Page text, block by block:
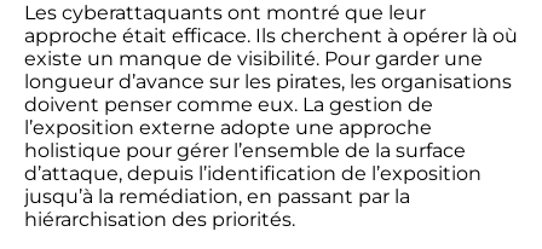
Les cyberattaquants ont montré que leur
approche était efficace. Ils cherchent à opérer là où
existe un manque de visibilité. Pour garder une
longueur d’avance sur les pirates, les organisations
doivent penser comme eux. La gestion de
l’exposition externe adopte une approche
holistique pour gérer l’ensemble de la surface
d’attaque, depuis l’identification de l’exposition
jusqu’à la remédiation, en passant par la
hiérarchisation des priorités.